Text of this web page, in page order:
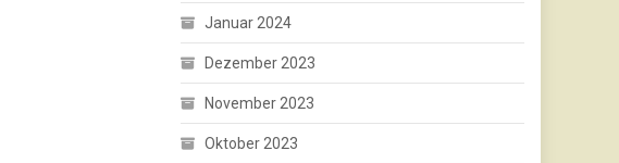
Januar 2024
Dezember 2023
November 2023
Oktober 2023